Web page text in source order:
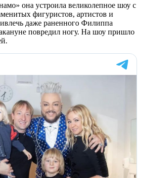
она устроила великолепное шоу с
фигуристов, артистов и
даже раненного Филиппа
повредил ногу. На шоу пришло